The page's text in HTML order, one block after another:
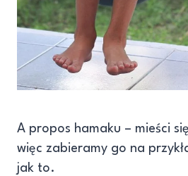
A propos hamaku – mieści
więc zabieramy go na
jak to.